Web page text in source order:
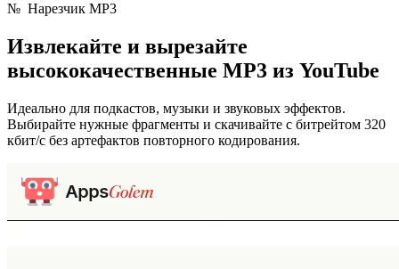
№ Нарезчик MP3
Извлекайте и вырезайте
высококачественные MP3 из YouTube
Идеально для подкастов, музыки и звуковых эффектов.
Выбирайте нужные фрагменты и скачивайте с битрейтом 320
кбит/с без артефактов повторного кодирования.